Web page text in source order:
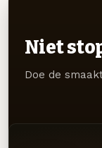
Niet
Doe de